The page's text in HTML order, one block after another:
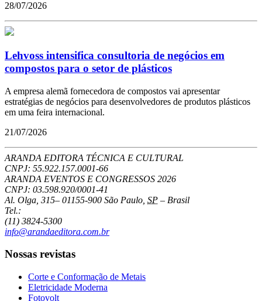
28/07/2026
Lehvoss intensifica consultoria de negócios em
compostos para o setor de plásticos
A empresa alemã fornecedora de compostos vai apresentar
estratégias de negócios para desenvolvedores de produtos plásticos
em uma feira internacional.
21/07/2026
ARANDA EDITORA TÉCNICA E CULTURAL
CNPJ: 55.922.157.0001-66
ARANDA EVENTOS E CONGRESSOS 2026
CNPJ: 03.598.920/0001-41
Al. Olga, 315– 01155-900 São Paulo SP – Brasil
Tel.:
(11) 3824-5300
info@arandaeditora.com.br
Nossas revistas
Corte e Conformação de Metais
Eletricidade Moderna
Fotovolt